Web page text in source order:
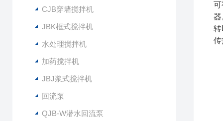
CJB穿墙搅拌机
JBK框式搅拌机
水处理搅拌机
加药搅拌机
JBJ浆式搅拌机
回流泵
QJB-W潜水回流泵
可
器
转
传